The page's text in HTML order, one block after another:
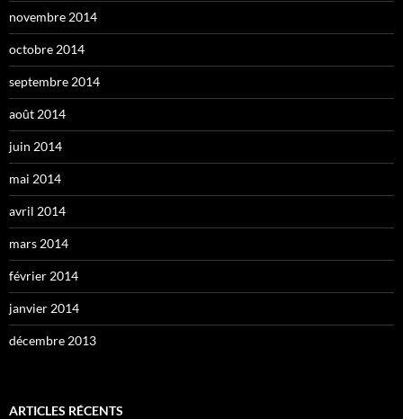
novembre 2014
octobre 2014
septembre 2014
août 2014
juin 2014
mai 2014
avril 2014
mars 2014
février 2014
janvier 2014
décembre 2013
ARTICLES RÉCENTS